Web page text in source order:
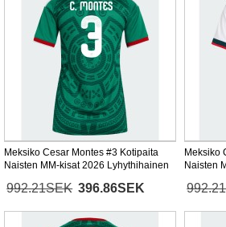
Meksiko Cesar Montes #3 Kotipaita
Naisten MM-kisat 2026 Lyhythihainen
992.21SEK 396.86SEK
Meksiko
Naisten